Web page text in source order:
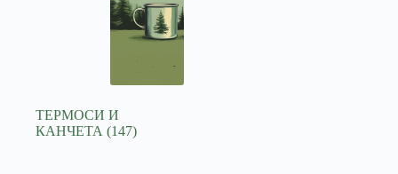
ТЕРМОСИ И
КАНЧЕТА (147)